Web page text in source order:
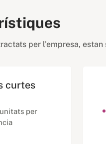
per l'empresa,
curtes
per